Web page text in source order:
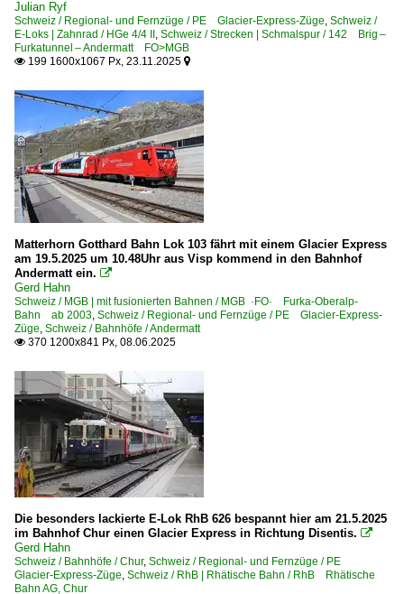
RhB | Rhätische Bahn
Bahnhöfe
Dienst- und Rangierloks
E-Loks Ge 4/4 I
E-Loks Ge 4/4 II
E-Loks Ge 4/4 III
E-Loks Ge 6/6 I
Personenwagen
Sonstiges
Strecken | Schmalspur
142 Brig – Furkatunnel – Andermatt FO>MGB
143 Andermatt – Sedrun – Disentis FO>MGB
915 Filisur – Davos Platz RhB
940 (Chur–) Filisur – Samedan – St.Moritz RhB
940 (Chur–) Reichenau – Thusis – Filisur (–St. Moritz)
941 Landquart – Chur – Reichenau (–Thusis) RhB
Julian Ryf
Schweiz / Regional- und Fernzüge / PE Glacier-Express-Züge, Schweiz /
E-Loks | Zahnrad / HGe 4/4 II , Schweiz / Strecken | Schmalspur / 142 Brig –
Furkatunnel – Andermatt FO>MGB
 199 1600x1067 Px, 23.11.2025 
Matterhorn Gotthard Bahn Lok 103 fährt mit einem Glacier Express
am 19.5.2025 um 10.48Uhr aus Visp kommend in den Bahnhof
Andermatt ein. 
Gerd Hahn
Schweiz / MGB | mit fusionierten Bahnen / MGB ·FO· Furka-Oberalp-
Bahn ab 2003, Schweiz / Regional- und Fernzüge / PE Glacier-Express-
Züge, Schweiz / Bahnhöfe / Andermatt
 370 1200x841 Px, 08.06.2025
Die besonders lackierte E-Lok RhB 626 bespannt hier am 21.5.2025
im Bahnhof Chur einen Glacier Express in Richtung Disentis. 
Gerd Hahn
Schweiz / Bahnhöfe / Chur, Schweiz / Regional- und Fernzüge / PE
Glacier-Express-Züge, Schweiz / RhB | Rhätische Bahn / RhB Rhätische
Bahn AG, Chur